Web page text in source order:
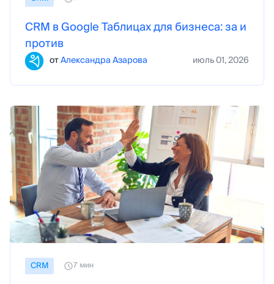
CRM в Google Таблицах для бизнеса: за и
против
отАлександра Азарова июль 01, 2026
СRM 7 мин